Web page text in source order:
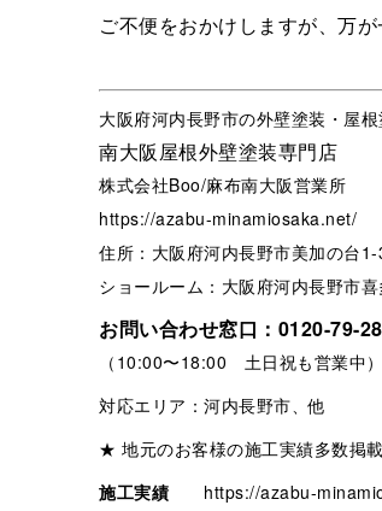
ご不便をおかけしますが、万が
大阪府河内長野市の外壁塗装・屋
南大阪屋根外壁塗装専門店
株式会社Boo/麻布南大阪営業所
https://azabu-minamiosaka.net/
住所：大阪府河内長野市美加の台
ショールーム：大阪府河内長野市
お問い合わせ窓口： 0120-79-
（10:00〜18:00 土日祝も営業中）
対応エリア：河内長野市、他
★ 地元のお客様の施工実績多数掲載
施工実績
https://azabu-